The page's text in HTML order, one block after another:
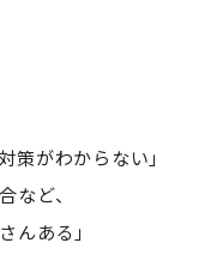
策がわからない」
など、
んある」